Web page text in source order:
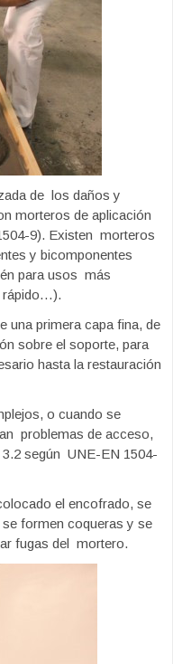
de los daños y
morteros de aplicación
9). Existen morteros
y bicomponentes
para usos más
rápido…).
una primera capa fina, de
sobre el soporte, para
hasta la restauración
o cuando se
problemas de acceso,
según UNE-EN 1504-
el encofrado, se
formen coqueras y se
fugas del mortero.